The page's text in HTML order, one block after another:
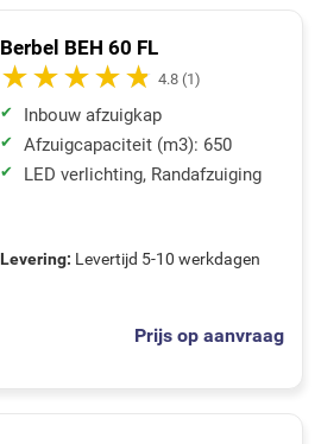
Berbel BEH 60 FL
4.8 (1)
Inbouw afzuigkap
Afzuigcapaciteit (m3): 650
LED verlichting, Randafzuiging
Levering: Levertijd 5-10 werkdagen
Prijs op aanvraag